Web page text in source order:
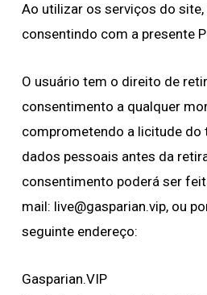
Ao utilizar os serviços do
consentindo com a presente
O usuário tem o direito de
consentimento a qualquer
comprometendo a licitude do
dados pessoais antes da
consentimento poderá ser
mail: live@gasparian.vip, ou
seguinte endereço:
Gasparian.VIP